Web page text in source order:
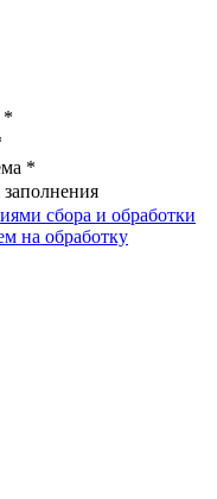
*
*
сбора и обработки
на обработку